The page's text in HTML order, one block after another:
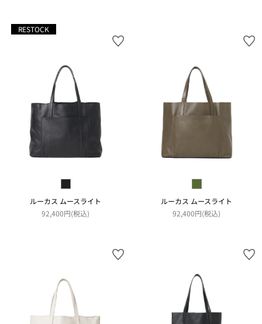
RESTOCK
ルーカス ムースライト
92,400円(税込)
ルーカス ムースライト
92,400円(税込)